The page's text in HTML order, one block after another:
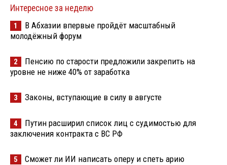
Интересное за неделю
1
В Абхазии впервые пройдёт масштабный
молодёжный форум
2
Пенсию по старости предложили закрепить на
уровне не ниже 40% от заработка
3 Законы, вступающие в силу в августе
4
Путин расширил список лиц с судимостью для
заключения контракта с ВС РФ
5 Сможет ли ИИ написать оперу и спеть арию